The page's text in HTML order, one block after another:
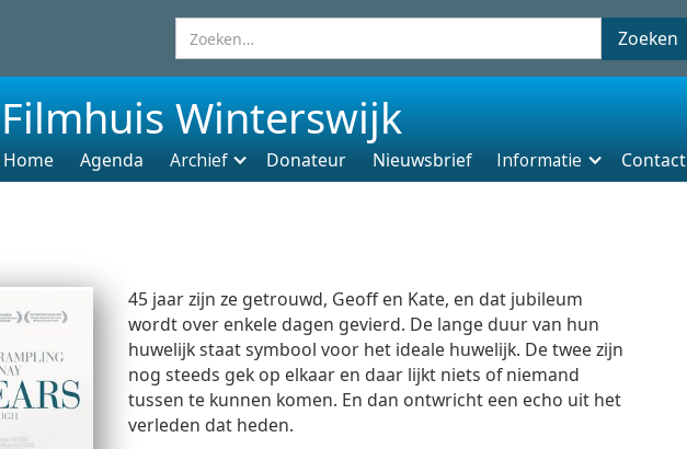
Filmhuis Winterswijk
Home Agenda Archief Donateur Nieuwsbrief Informatie Contact
45 jaar zijn ze getrouwd, Geoff en Kate, en dat jubileum
wordt over enkele dagen gevierd. De lange duur van hun
huwelijk staat symbool voor het ideale huwelijk. De twee zijn
nog steeds gek op elkaar en daar lijkt niets of niemand
tussen te kunnen komen. En dan ontwricht een echo uit het
verleden dat heden.